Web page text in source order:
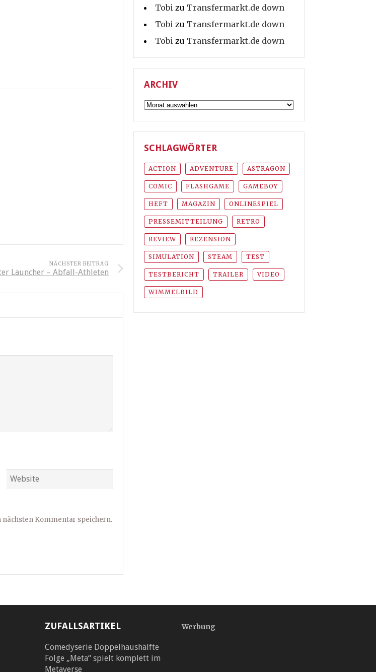
NÄCHSTER BEITRAG
Launcher – Abfall-Athleten
nächsten Kommentar speichern.
Tobi zu Transfermarkt.de down
Tobi zu Transfermarkt.de down
Tobi zu Transfermarkt.de down
ARCHIV
Archiv
SCHLAGWÖRTER
ACTION ADVENTURE ASTRAGON
COMIC FLASHGAME GAMEBOY
HEFT MAGAZIN ONLINESPIEL
PRESSEMITTEILUNG RETRO
REVIEW REZENSION
SIMULATION STEAM TEST
TESTBERICHT TRAILER VIDEO
WIMMELBILD
ZUFALLSARTIKEL
Comedyserie Doppelhaushälfte
Folge „Meta“ spielt komplett im
Metaverse
Werbung